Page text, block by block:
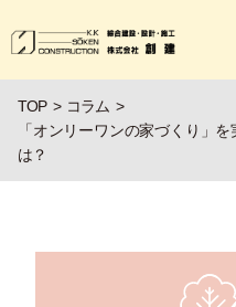
TOP
コラム
「オンリーワンの家づくり」
は？